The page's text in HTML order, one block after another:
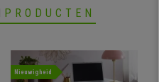
PRODUCTEN
Nieuwigheid